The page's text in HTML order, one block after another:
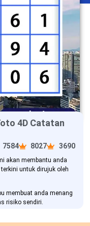
4D Catatan
7584 8027 3690
akan membantu anda
untuk dirujuk oleh
membuat anda menang
risiko sendiri.